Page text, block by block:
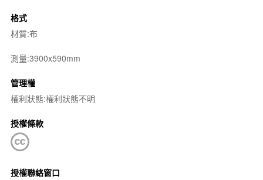
格式
材質:布
測量:3900x590mm
管理權
權利狀態:權利狀態不明
授權條款
授權聯絡窗口